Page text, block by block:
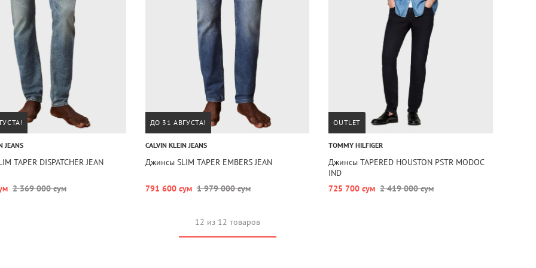
JEANS
TAPER DISPATCHER JEAN
2 369 000 сум
ДО 31 АВГУСТА!
CALVIN KLEIN JEANS
Джинсы SLIM TAPER EMBERS JEAN
791 600 сум 1 979 000 сум
OUTLET
TOMMY HILFIGER
Джинсы TAPERED HOUSTON PSTR MODOC
IND
725 700 сум 2 419 000 сум
12 из 12 товаров